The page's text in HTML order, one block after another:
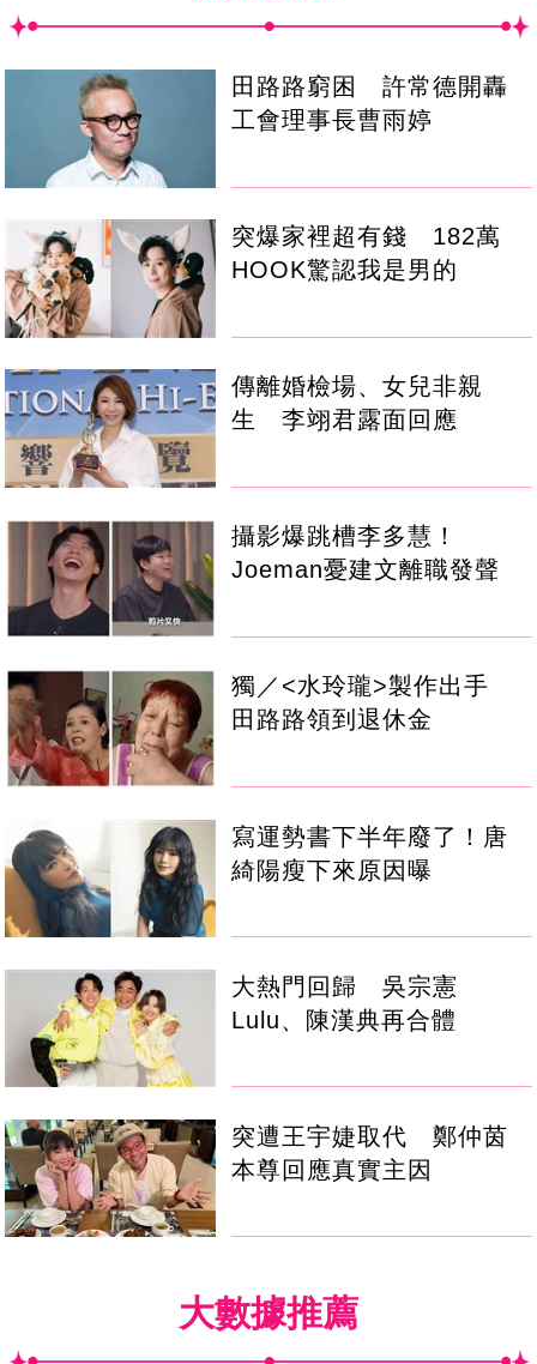
田路路窮困 許常德開轟
工會理事長曹雨婷
突爆家裡超有錢 182萬
HOOK驚認我是男的
傳離婚檢場、女兒非親
生 李翊君露面回應
攝影爆跳槽李多慧！
Joeman憂建文離職發聲
獨／<水玲瓏>製作出手
田路路領到退休金
寫運勢書下半年廢了！唐
綺陽瘦下來原因曝
大熱門回歸 吳宗憲
Lulu、陳漢典再合體
突遭王宇婕取代 鄭仲茵
本尊回應真實主因
大數據推薦